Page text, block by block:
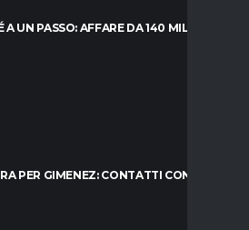
UN PASSO: AFFARE DA 140 MILIONI
PER GIMENEZ: CONTATTI CON IL